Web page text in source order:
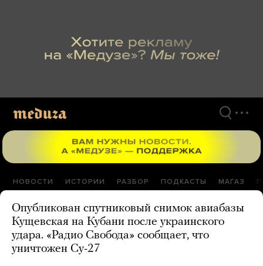
НОВОСТИ ИСТОРИИ РАЗБОР ПОДКАСТЫ МАГАЗ
Опубликован спутниковый снимок авиабазы
Кущевская на Кубани после украинского
удара. «Радио Свобода» сообщает, что
уничтожен Су-27